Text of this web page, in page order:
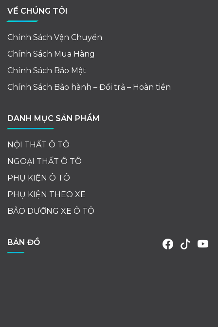
VỀ CHÚNG TÔI
Chính Sách Vận Chuyển
Chính Sách Mua Hàng
Chính Sách Bảo Mật
Chính Sách Bảo hành – Đổi trả – Hoàn tiền
DANH MỤC SẢN PHẨM
NỘI THẤT Ô TÔ
NGOẠI THẤT Ô TÔ
PHỤ KIỆN Ô TÔ
PHỤ KIỆN THEO XE
BẢO DƯỠNG XE Ô TÔ
BẢN ĐỒ